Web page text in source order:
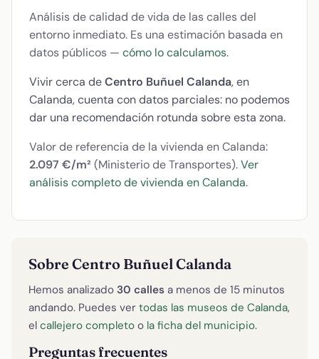
Análisis de calidad de vida de las calles del
entorno inmediato. Es una estimación basada en
datos públicos — cómo lo calculamos.
Vivir cerca deCentro Buñuel Calanda, en
Calanda, cuenta con datos parciales: no podemos
dar una recomendación rotunda sobre esta zona.
Valor de referencia de la vivienda en Calanda:
2.097 €/m² (Ministerio de Transportes).Ver
análisis completo de vivienda en Calanda.
Sobre Centro Buñuel Calanda
Hemos analizado 30 calles a menos de 15 minutos
andando. Puedes ver todas las museos de Calanda,
el callejero completo o la ficha del municipio.
Preguntas frecuentes